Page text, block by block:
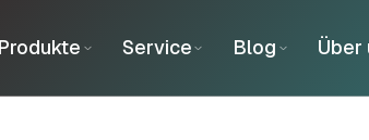
Produkte Service Blog Über